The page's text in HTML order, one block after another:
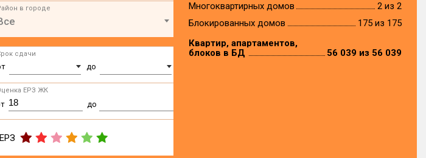
в городе
сдачи
до
ЕРЗ ЖК
до
Многоквартирных домов
2 из 2
Блокированных домов
175 из 175
Квартир, апартаментов,
блоков в БД
56 039 из 56 039